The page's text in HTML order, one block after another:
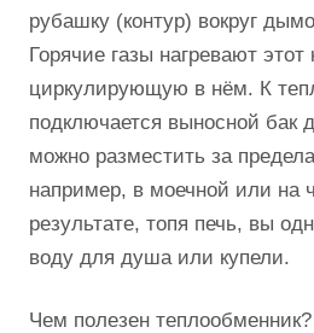
рубашку (контур) вокруг
Горячие газы нагревают этот
циркулирующую в нём. К
подключается выносной бак
можно разместить за
например, в моечной или на
результате, топя печь, вы
воду для душа или купели.
Чем полезен